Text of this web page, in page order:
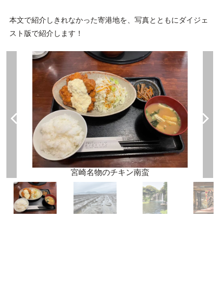
本文で紹介しきれなかった寄港地を、写真とともにダイジェ
スト版で紹介します！
宮崎名物のチキン南蛮